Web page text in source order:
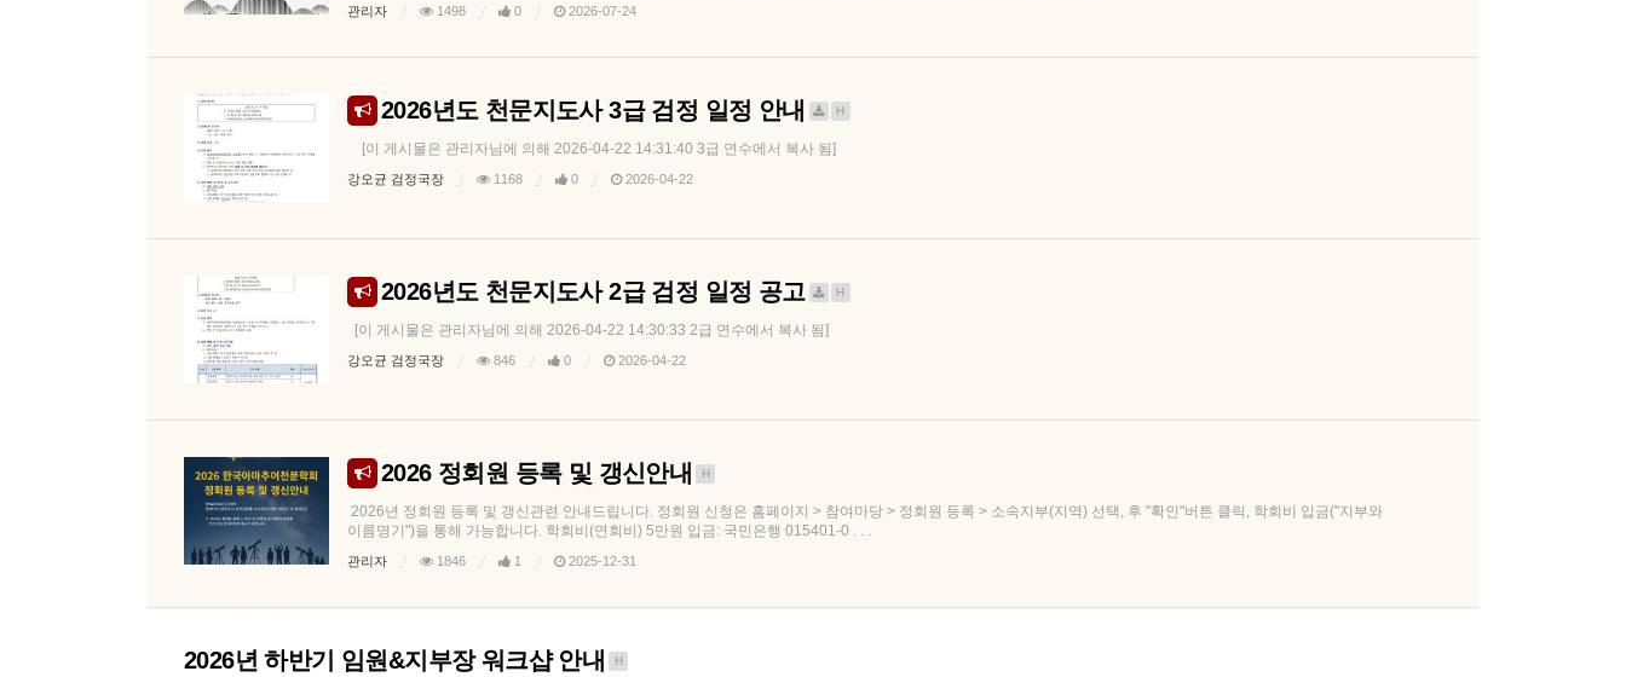
관리자 1498 0 2026-07-24
2026년도 천문지도사 3급 검정 일정 안내 H
[이 게시물은 관리자님에 의해 2026-04-22 14:31:40 3급 연수에서 복사 됨]
강오균 검정국장 1168 0 2026-04-22
2026년도 천문지도사 2급 검정 일정 공고 H
[이 게시물은 관리자님에 의해 2026-04-22 14:30:33 2급 연수에서 복사 됨]
강오균 검정국장 846 0 2026-04-22
2026 정회원 등록 및 갱신안내 H
2026년 정회원 등록 및 갱신관련 안내드립니다. 정회원 신청은 홈페이지 > 참여마당 > 정회원 등록 > 소속지부(지역) 선택, 후 "확인"버튼 클릭, 학회비 입금("지부와
이름명기")을 통해 가능합니다. 학회비(연회비) 5만원 입금: 국민은행 015401-0 . . .
관리자 1846 1 2025-12-31
2026년 하반기 임원&지부장 워크샵 안내 H